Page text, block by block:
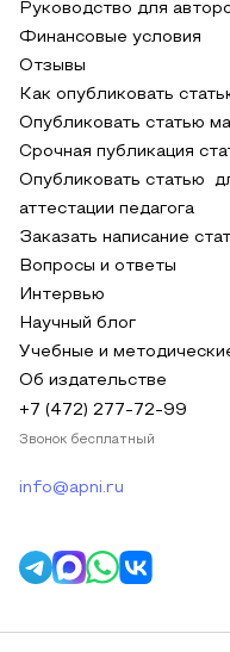
Руководство для
Финансовые условия
Отзывы
Как опубликовать
Опубликовать статью
Срочная публикация
Опубликовать статью
аттестации педагога
Заказать написание
Вопросы и ответы
Интервью
Научный блог
Учебные и
Об издательстве
+7 (472) 277-72-99
Звонок бесплатный
info@apni.ru